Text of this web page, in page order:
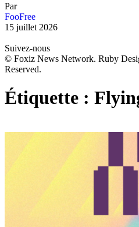
Par
FooFree
15 juillet 2026
Suivez-nous
© Foxiz News Network. Ruby
Reserved.
Étiquette :